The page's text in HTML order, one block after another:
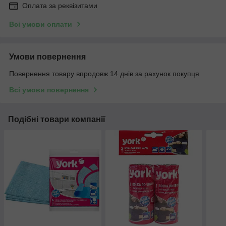
Оплата за реквізитами
Всі умови оплати
Умови повернення
Повернення товару впродовж 14 днів за рахунок покупця
Всі умови повернення
Подібні товари компанії